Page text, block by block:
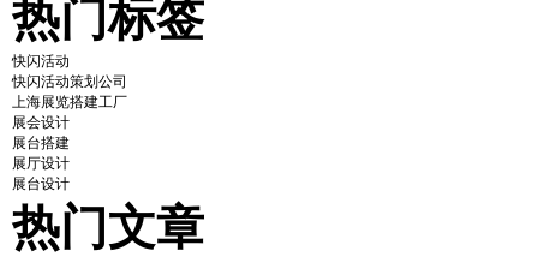
热门标签
快闪活动
快闪活动策划公司
上海展览搭建工厂
展会设计
展台搭建
展厅设计
展台设计
热门文章